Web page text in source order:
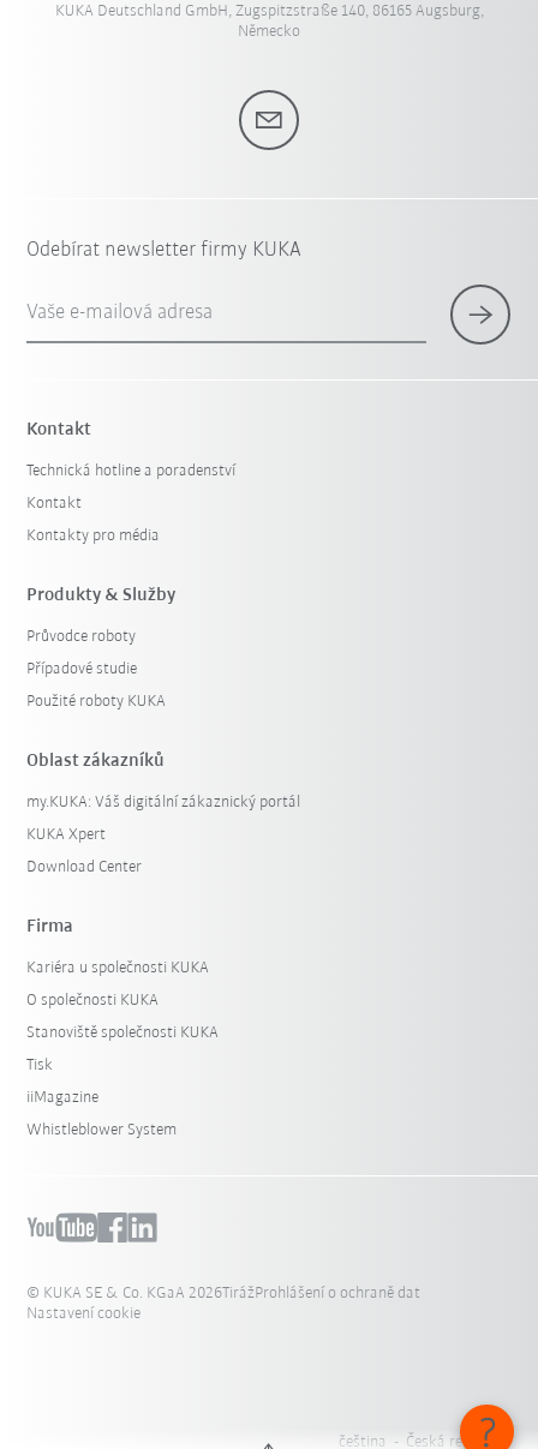
KUKA Deutschland GmbH, Zugspitzstraße 140, 86165 Augsburg,
Německo
Odebírat newsletter firmy KUKA
Vaše e-mailová adresa
Kontakt
Technická hotline a poradenství
Kontakt
Kontakty pro média
Produkty & Služby
Průvodce roboty
Případové studie
Použité roboty KUKA
Oblast zákazníků
my.KUKA: Váš digitální zákaznický portál
KUKA Xpert
Download Center
Firma
Kariéra u společnosti KUKA
O společnosti KUKA
Stanoviště společnosti KUKA
Tisk
iiMagazine
Whistleblower System
© KUKA SE & Co. KGaA 2026TirážProhlášení o ochraně dat
Nastavení cookie
čeština - Česká republika